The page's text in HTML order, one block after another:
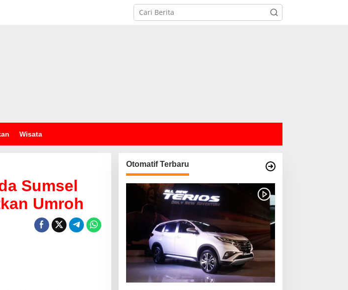
Wisata
Sumsel
Umroh
Otomatif Terbaru